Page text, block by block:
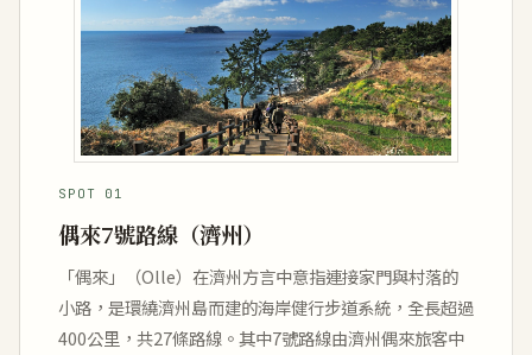
SPOT 01
偶來7號路線（濟州）
「偶來」（Olle）在濟州方言中意指連接家門與村落的
小路，是環繞濟州島而建的海岸健行步道系統，全長超過
400公里，共27條路線。其中7號路線由濟州偶來旅客中